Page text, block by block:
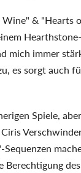
& "Hearts
mich immer
es sorgt auch
Spiele,